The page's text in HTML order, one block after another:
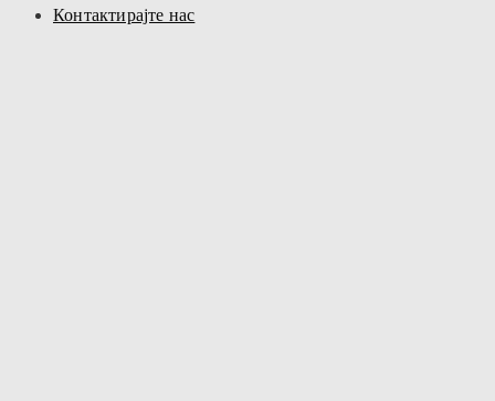
Контактирајте нас